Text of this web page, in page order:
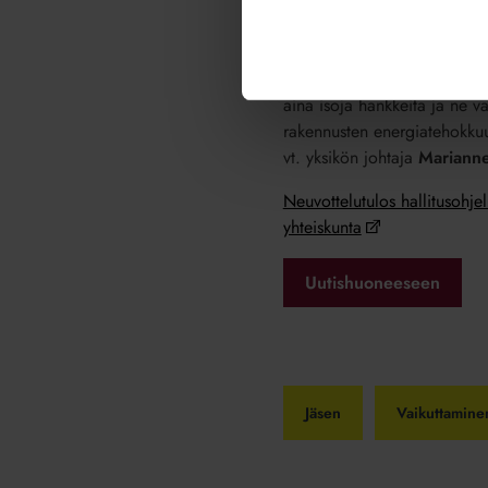
isännöitsijäntodistusta
– Hallitusohjelman
aina isoja hankkeita ja ne
rakennusten
vt. yksikön johtaja
Neuvottelutulos
yhteiskunta
Uutishuoneeseen
Jäsen